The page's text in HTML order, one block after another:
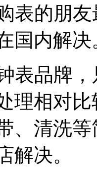
表的朋友
国内解决
表品牌，
理相对
、清洗
解决。